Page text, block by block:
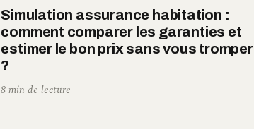
Simulation assurance habitation :
comment comparer les garanties et
estimer le bon prix sans vous tromper
?
8 min de lecture